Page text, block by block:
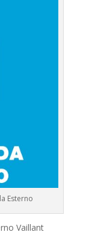
Esterno
Vaillant